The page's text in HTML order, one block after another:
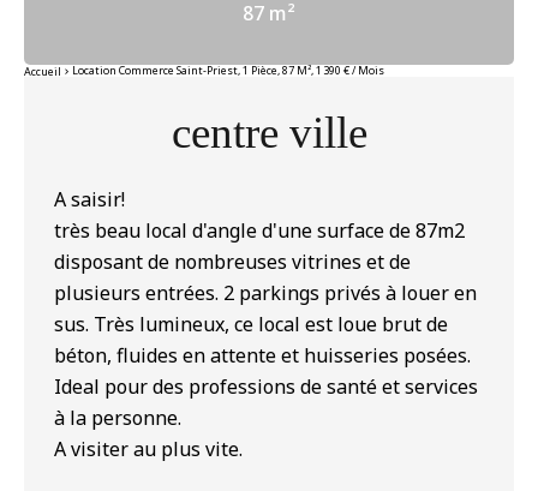
87 m²
Accueil Location Commerce Saint-Priest, 1 Pièce, 87 M², 1 390 € / Mois
centre ville
A saisir!
très beau local d'angle d'une surface de 87m2
disposant de nombreuses vitrines et de
plusieurs entrées. 2 parkings privés à louer en
sus. Très lumineux, ce local est loue brut de
béton, fluides en attente et huisseries posées.
Ideal pour des professions de santé et services
à la personne.
A visiter au plus vite.